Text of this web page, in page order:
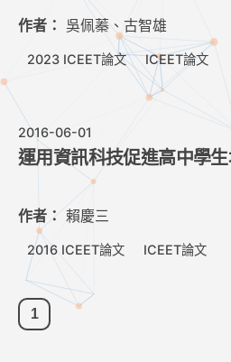
作者： 吳佩蓁、古智雄
2023 ICEET論文 ICEET論文
2016-06-01
運用資訊科技促進高中學
作者： 賴慶三
2016 ICEET論文 ICEET論文
1